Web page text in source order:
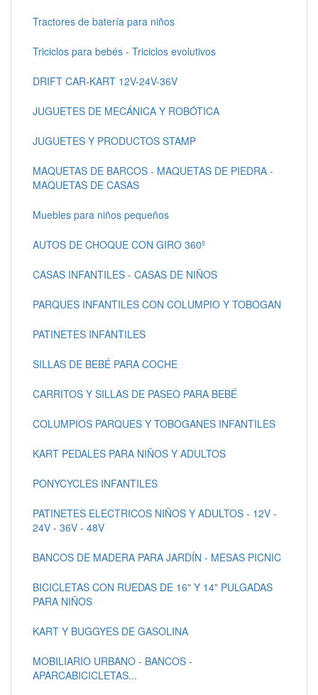
Tractores de batería para niños
Triciclos para bebés - Triciclos evolutivos
DRIFT CAR-KART 12V-24V-36V
JUGUETES DE MECÁNICA Y ROBÓTICA
JUGUETES Y PRODUCTOS STAMP
MAQUETAS DE BARCOS - MAQUETAS DE PIEDRA -
MAQUETAS DE CASAS
Muebles para niños pequeños
AUTOS DE CHOQUE CON GIRO 360º
CASAS INFANTILES - CASAS DE NIÑOS
PARQUES INFANTILES CON COLUMPIO Y TOBOGAN
PATINETES INFANTILES
SILLAS DE BEBÉ PARA COCHE
CARRITOS Y SILLAS DE PASEO PARA BEBÉ
COLUMPIOS PARQUES Y TOBOGANES INFANTILES
KART PEDALES PARA NIÑOS Y ADULTOS
PONYCYCLES INFANTILES
PATINETES ELECTRICOS NIÑOS Y ADULTOS - 12V -
24V - 36V - 48V
BANCOS DE MADERA PARA JARDÍN - MESAS PICNIC
BICICLETAS CON RUEDAS DE 16" Y 14" PULGADAS
PARA NIÑOS
KART Y BUGGYES DE GASOLINA
MOBILIARIO URBANO - BANCOS -
APARCABICICLETAS...